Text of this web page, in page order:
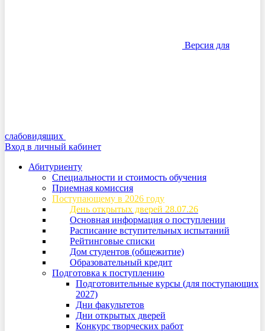
Версия для
слабовидящих
Вход в личный кабинет
Абитуриенту
Специальности и стоимость обучения
Приемная комиссия
Поступающему в 2026 году
День открытых дверей 28.07.26
Основная информация о поступлении
Расписание вступительных испытаний
Рейтинговые списки
Дом студентов (общежитие)
Образовательный кредит
Подготовка к поступлению
Подготовительные курсы (для поступающих
2027)
Дни факультетов
Дни открытых дверей
Конкурс творческих работ